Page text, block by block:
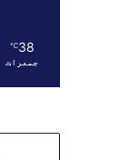
38
℃
جمعرات